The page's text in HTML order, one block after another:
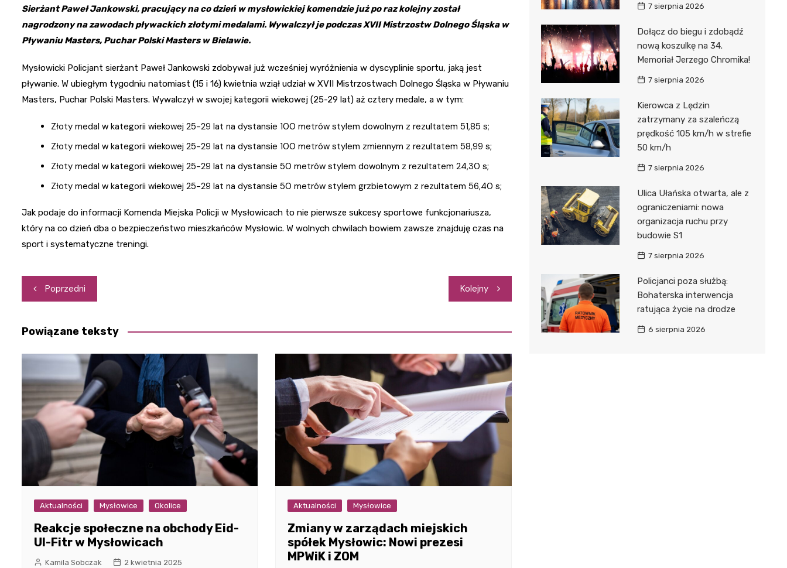
Sierżant Paweł Jankowski, pracujący na co dzień w mysłowickiej komendzie już po raz kolejny został
nagrodzony na zawodach pływackich złotymi medalami. Wywalczył je podczas XVII Mistrzostw Dolnego Śląska w
Pływaniu Masters, Puchar Polski Masters w Bielawie.
Mysłowicki Policjant sierżant Paweł Jankowski zdobywał już wcześniej wyróżnienia w dyscyplinie sportu, jaką jest
pływanie. W ubiegłym tygodniu natomiast (15 i 16) kwietnia wziął udział w XVII Mistrzostwach Dolnego Śląska w Pływaniu
Masters, Puchar Polski Masters. Wywalczył w swojej kategorii wiekowej (25-29 lat) aż cztery medale, a w tym:
Złoty medal w kategorii wiekowej 25-29 lat na dystansie 100 metrów stylem dowolnym z rezultatem 51,85 s;
Złoty medal w kategorii wiekowej 25-29 lat na dystansie 100 metrów stylem zmiennym z rezultatem 58,99 s;
Złoty medal w kategorii wiekowej 25-29 lat na dystansie 50 metrów stylem dowolnym z rezultatem 24,30 s;
Złoty medal w kategorii wiekowej 25-29 lat na dystansie 50 metrów stylem grzbietowym z rezultatem 56,40 s;
Jak podaje do informacji Komenda Miejska Policji w Mysłowicach to nie pierwsze sukcesy sportowe funkcjonariusza,
który na co dzień dba o bezpieczeństwo mieszkańców Mysłowic. W wolnych chwilach bowiem zawsze znajduję czas na
sport i systematyczne treningi.
Nawigacja
wpisu
Poprzedni Kolejny
Powiązane teksty
Aktualności Mysłowice Okolice
Reakcje społeczne na obchody Eid-
Ul-Fitr w Mysłowicach
Kamila Sobczak 2 kwietnia 2025
Aktualności Mysłowice
Zmiany w zarządach miejskich
spółek Mysłowic: Nowi prezesi
MPWiK i ZOM
7 sierpnia 2026
Dołącz do biegu i zdobądź
nową koszulkę na 34.
Memoriał Jerzego Chromika!
7 sierpnia 2026
Kierowca z Lędzin
zatrzymany za szaleńczą
prędkość 105 km/h w strefie
50 km/h
7 sierpnia 2026
Ulica Ułańska otwarta, ale z
ograniczeniami: nowa
organizacja ruchu przy
budowie S1
7 sierpnia 2026
Policjanci poza służbą:
Bohaterska interwencja
ratująca życie na drodze
6 sierpnia 2026